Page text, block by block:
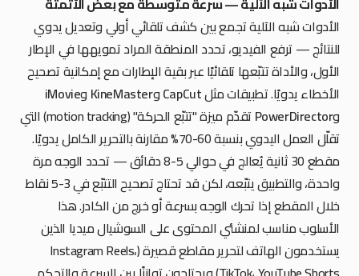
الأدوات شبه الآلية تجمع بين كشف تلقائي أولي وتعديل يدوي
للنتائج — ترفع الفيديو، تحدد المنطقة المراد تمويهها في الإطار
الأول، والأداة تتبّعها تلقائيًا عبر بقية الإطارات مع إمكانية تصحيح
الأخطاء يدويًا. تطبيقات مثلCapCutوKineMaster وiMovie
وPowerDirector
تقدّم ميزة "تتبّع الحركة" (motion tracking) التي
تقلّل العمل اليدوي بنسبة 60-70% مقارنة بالتحرير الكامل يدويًا.
مقطع 30 ثانية يُعالج في حوالي 5-8 دقائق — تحدد الوجه مرة
واحدة، والتطبيق يتبّعه، لكن قد تحتاج تصحيح التتبّع في 3-5 نقاط
خلال المقطع إذا تحرك الوجه بسرعة أو خرج من الكادر. هذا
الأسلوب مناسب لمنشئي المحتوى على السوشيال ميديا الذين
يستخدمون الهاتف لتحرير مقاطع قصيرة (Instagram Reels،